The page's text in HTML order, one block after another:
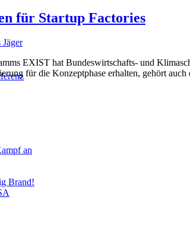
für Startup Factories
Jäger
EXIST hat Bundeswirtschafts- und
für die Konzeptphase erhalten, gehört
an
Brand!